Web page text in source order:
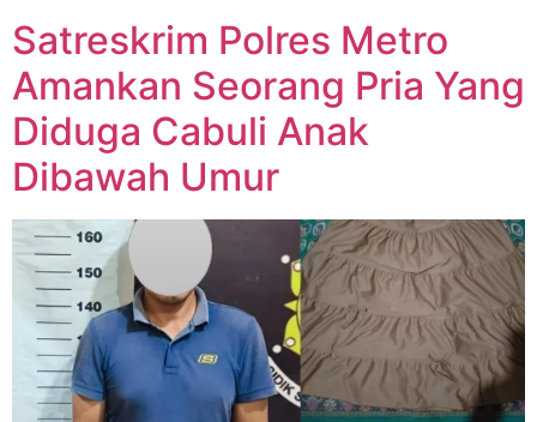
Satreskrim Polres Metro
Amankan Seorang Pria Yang
Diduga Cabuli Anak
Dibawah Umur